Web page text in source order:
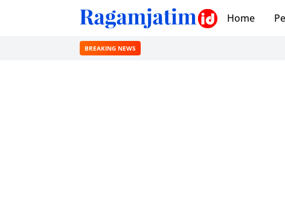
Home
BREAKING NEWS